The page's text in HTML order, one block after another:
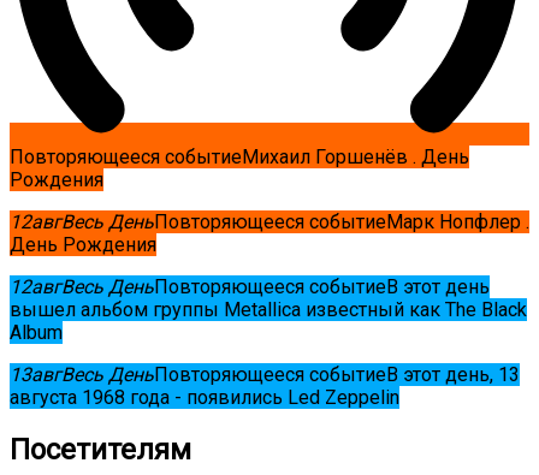
Повторяющееся событиеМихаил Горшенёв . День
Рождения
12авгВесь ДеньПовторяющееся событиеМарк Нопфлер .
День Рождения
12авгВесь ДеньПовторяющееся событиеВ этот день
вышел альбом группы Metallica известный как The Black
Album
13авгВесь ДеньПовторяющееся событиеВ этот день, 13
августа 1968 года - появились Led Zeppelin
Посетителям